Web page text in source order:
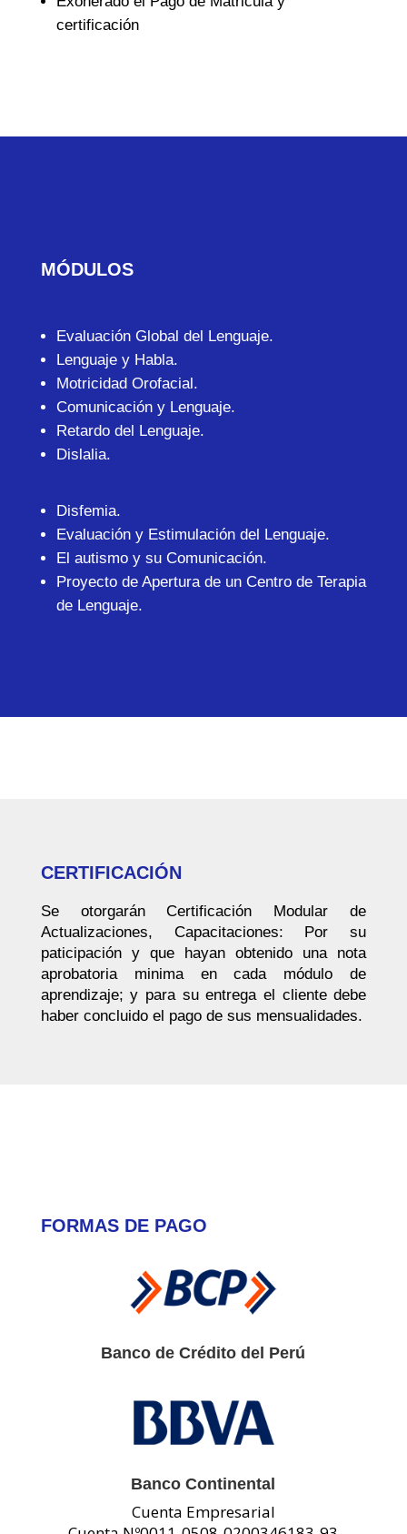
certificación
MÓDULOS
Evaluación Global del Lenguaje.
Lenguaje y Habla.
Motricidad Orofacial.
Comunicación y Lenguaje.
Retardo del Lenguaje.
Dislalia.
Disfemia.
Evaluación y Estimulación del Lenguaje.
El autismo y su Comunicación.
Proyecto de Apertura de un Centro de Terapia
de Lenguaje.
CERTIFICACIÓN
Se otorgarán Certificación Modular de
Actualizaciones, Capacitaciones: Por su
paticipación y que hayan obtenido una nota
aprobatoria minima en cada módulo de
aprendizaje; y para su entrega el cliente debe
haber concluido el pago de sus mensualidades.
FORMAS DE PAGO
Banco de Crédito del Perú
Banco Continental
Cuenta Empresarial